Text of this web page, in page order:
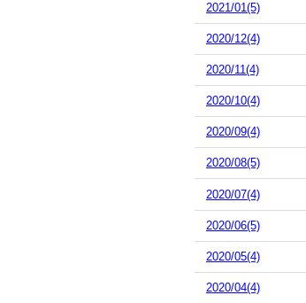
2021/01(5)
2020/12(4)
2020/11(4)
2020/10(4)
2020/09(4)
2020/08(5)
2020/07(4)
2020/06(5)
2020/05(4)
2020/04(4)